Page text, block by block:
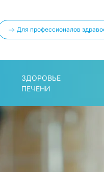
Для профессионалов
ЗДОРОВЬЕ
ПЕЧЕНИ